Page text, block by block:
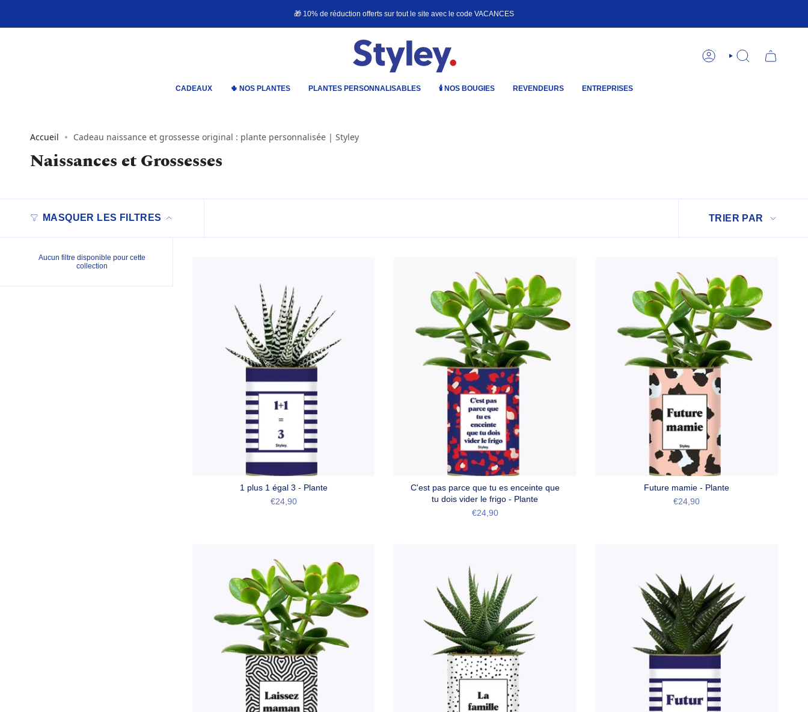
🎁 10% de réduction offerts sur tout le site avec le code VACANCES
COMPTE RECHERCHE
CADEAUX 🌵 NOS PLANTES PLANTES PERSONNALISABLES 🕯️ NOS BOUGIES REVENDEURS ENTREPRISES
Accueil Cadeau naissance et grossesse original : plante personnalisée | Styley
Naissances et Grossesses
MASQUER LES FILTRES Trier
par
TRIER PAR
Aucun filtre disponible pour cette
collection
1 plus 1 égal 3 - Plante
€24,90
C'est pas parce que tu es enceinte que
tu dois vider le frigo - Plante
€24,90
Future mamie - Plante
€24,90